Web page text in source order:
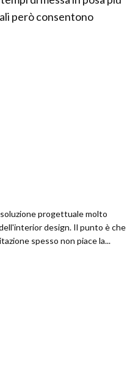
però consentono
progettuale molto
design. Il punto è che
spesso non piace la...